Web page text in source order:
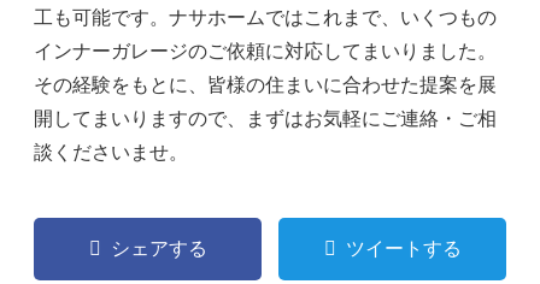
工も可能です。ナサホームではこれまで、いくつもの
インナーガレージのご依頼に対応してまいりました。
その経験をもとに、皆様の住まいに合わせた提案を展
開してまいりますので、まずはお気軽にご連絡・ご相
談くださいませ。
シェアする ツイートする